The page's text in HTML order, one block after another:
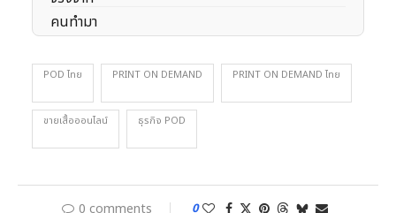
POD ไทย PRINT ON DEMAND PRINT ON DEMAND ไทย
ขายเสื้อออนไลน์ ธุรกิจ POD
0 comments 0